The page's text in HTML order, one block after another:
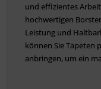
und effizientes
hochwertigen
Leistung und
können Sie Tapeten
anbringen, um ein